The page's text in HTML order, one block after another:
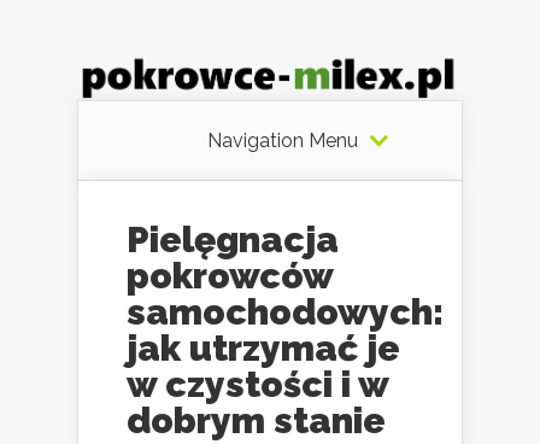
Navigation Menu
Pielęgnacja
pokrowców
samochodowych:
jak utrzymać je
w czystości i w
dobrym stanie